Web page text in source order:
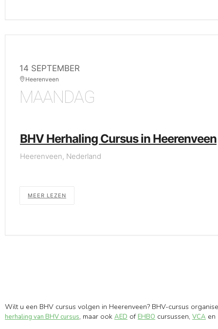
14 SEPTEMBER
Heerenveen
MAANDAG
BHV Herhaling Cursus in Heerenveen
Heerenveen, Nederland
MEER LEZEN
Wilt u een BHV cursus volgen in Heerenveen? BHV-cursus
herhaling van BHV cursus, maar ook AED ofEHBO cursussen, VCA en